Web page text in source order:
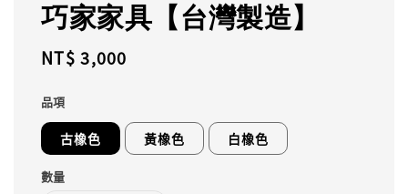
巧家家具【台灣製造】
Regular
NT$ 3,000
品項
古橡色 黃橡色 白橡色
數量